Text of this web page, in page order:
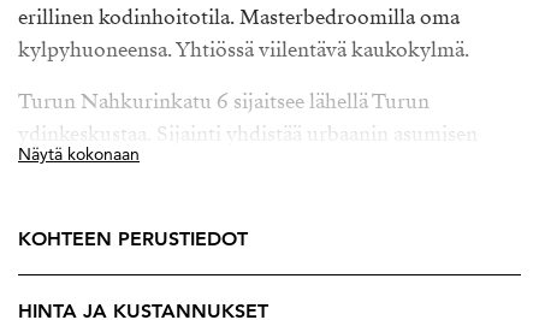
erillinen kodinhoitotila. Masterbedroomilla oma
kylpyhuoneensa. Yhtiössä viilentävä kaukokylmä.
Turun Nahkurinkatu 6 sijaitsee lähellä Turun
ydinkeskustaa. Sijainti yhdistää urbaanin asumisen
helppouden ja nopean liikkumisen ympäröiviin
päivittäistavarakaupat, koulut, päiväkodit kuin
Näytä kokonaan
KOHTEEN PERUSTIEDOT
HINTA JA KUSTANNUKSET